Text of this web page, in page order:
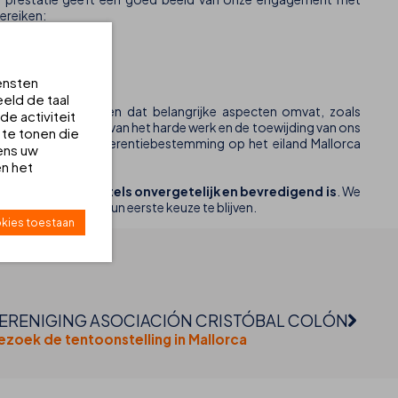
doorlopen dat belangrijke aspecten omvat, zoals
is het resultaat van het harde werk en de toewijding van ons
positie als referentiebestemming op het eiland Mallorca
in onze hotels onvergetelijk en bevredigend is . We
aan Mallorca hun eerste keuze te blijven.
ASOCIACIÓN CRISTÓBAL COLÓN
de tentoonstelling in Mallorca
de taal
activiteit
tonen die
uw
het
toestaan